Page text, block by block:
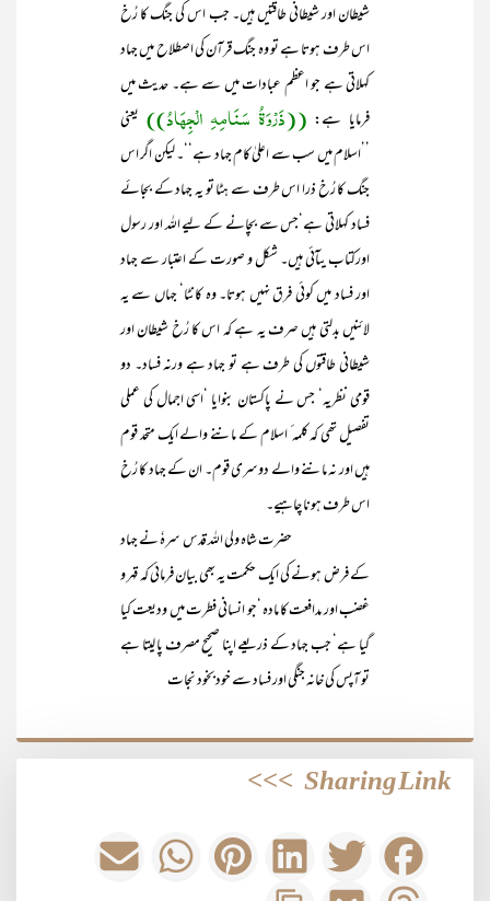
شیطان اور شیطانی طاقتیں ہیں۔ جب اس کی جنگ کا رُخ
اس طرف ہوتا ہے تو وہ جنگ قرآن کی اصطلاح میں جہاد
کہلاتی ہے جو اعظم عبادات میں سے ہے۔ حدیث میں
فرمایا ہے: ((ذَرْوَۃُ سَنَامِہِ الْجِہَادُ)) یعنی
’’اسلام میں سب سے اعلیٰ کام جہاد ہے‘‘۔ لیکن اگر اس
جنگ کا رُخ ذرا اس طرف سے ہٹا تو یہ جہاد کے بجائے
فساد کہلاتی ہے‘جس سے بچانے کے لیے اللہ اور رسول
اورکتاب یںآئی ہیں۔ شکل و صورت کے اعتبار سے جہاد
اور فساد میں کوئی فرق نہیں ہوتا۔ وہ کانٹا‘ جہاں سے یہ
لائنیں بدلتی ہیں صرف یہ ہے کہ اس کا رُخ شیطان اور
شیطانی طاقتوں کی طرف ہے تو جہاد ہے ورنہ فساد۔ دو
قومی نظریہ‘ جس نے پاکستان بنوایا ‘اسی اجمال کی عملی
تفصیل تھی کہ کلمہ ٔ اسلام کے ماننے والے ایک متحد قوم
ہیں اور نہ ماننے والے دوسری قوم۔ ان کے جہاد کا رُخ
اس طرف ہونا چاہیے۔
حضرت شاہ ولی اللہ قدس سرہٗ نے جہاد
کے فرض ہونے کی ایک حکمت یہ بھی بیان فرمائی کہ قہر و
غضب اور مدافعت کا مادہ ‘جو انسانی فطرت میں ودیعت کیا
گیا ہے‘ جب جہاد کے ذریعے اپنا صحیح مصرف پا لیتا ہے
تو آپس کی خانہ جنگی اور فساد سے خودبخود نجات
Sharing Link
>>>